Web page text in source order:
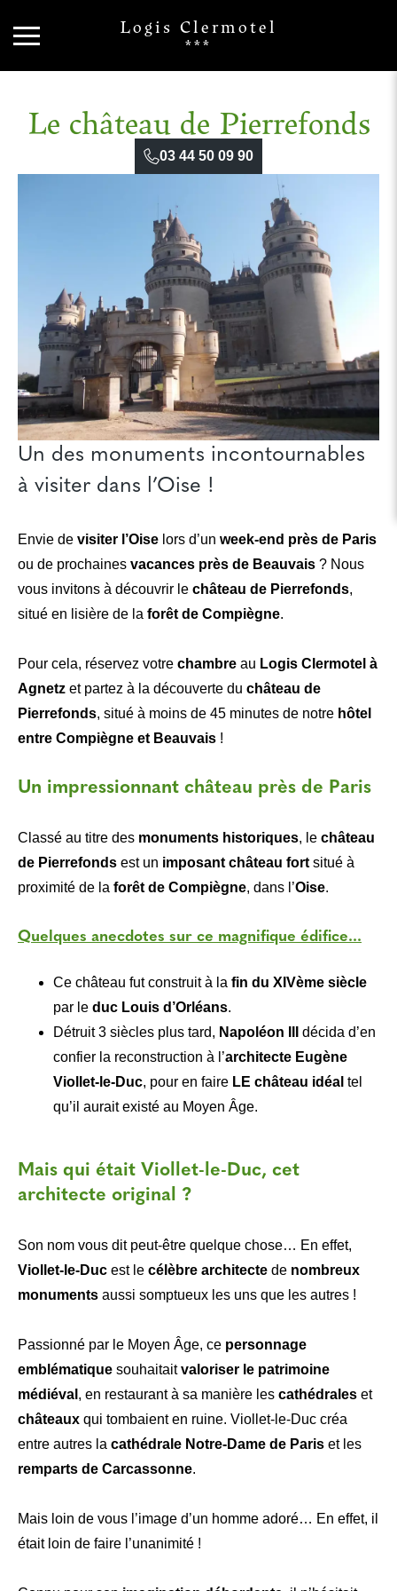
Logis Clermotel
***
Le château de Pierrefonds
03 44 50 09 90
​Un des monuments incontournables
à visiter dans l’Oise !
Envie de visiter l’Oise lors d’un week-end près de Paris
ou de prochaines vacances près de Beauvais ? Nous
vous invitons à découvrir le château de Pierrefonds,
situé en lisière de la forêt de Compiègne.
Pour cela, réservez votre chambre au Logis Clermotel à
Agnetz et partez à la découverte du château de
Pierrefonds, situé à moins de 45 minutes de notre hôtel
entre Compiègne et Beauvais !
​Un impressionnant château près de Paris
Classé au titre des monuments historiques, le château
de Pierrefonds est un imposant château fort situé à
proximité de la forêt de Compiègne, dans l’Oise.
Quelques anecdotes sur ce magnifique édifice...
Ce château fut construit à la fin du XIVème siècle
par le duc Louis d’Orléans.
Détruit 3 siècles plus tard, Napoléon III décida d’en
confier la reconstruction à l’architecte Eugène
Viollet-le-Duc, pour en faire LE château idéal tel
qu’il aurait existé au Moyen Âge.
​Mais qui était Viollet-le-Duc, cet
architecte original ?
Son nom vous dit peut-être quelque chose… En effet,
Viollet-le-Duc est le célèbre architecte de nombreux
monuments aussi somptueux les uns que les autres !
Passionné par le Moyen Âge, ce personnage
emblématique souhaitaitvaloriser le patrimoine
médiéval , en restaurant à sa manière les cathédrales et
châteaux qui tombaient en ruine. Viollet-le-Duc créa
entre autres la cathédrale Notre-Dame de Paris et les
remparts de Carcassonne.
Mais loin de vous l’image d’un homme adoré… En effet, il
était loin de faire l’unanimité !